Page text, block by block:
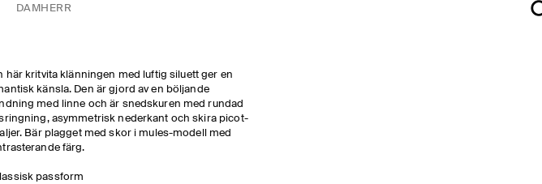
DAM HERR
här kritvita klänningen med luftig siluett ger en
känsla. Den är gjord av en böljande
med linne och är snedskuren med rundad
asymmetrisk nederkant och skira picot-
Bär plagget med skor i mules-modell med
färg.
passform